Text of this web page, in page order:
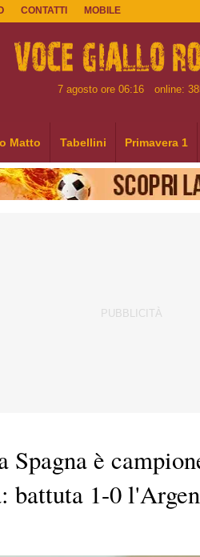
CONTATTI MOBILE
7 agosto ore 06:16 online:
Matto Tabellini Primavera 1
è
battuta 1-0